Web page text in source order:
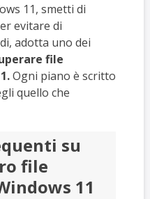
11, smetti di
evitare di
adotta uno dei
file
Ogni piano è scritto
quello che
su
file
11